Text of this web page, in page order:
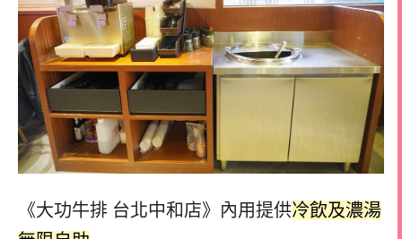
《大功牛排 台北中和店》內用提供冷飲及濃湯